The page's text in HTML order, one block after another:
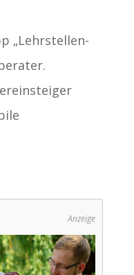
„Lehrstellen-
Anzeige